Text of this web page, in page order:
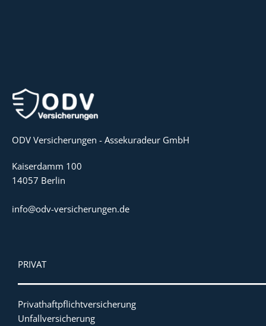
ODV Versicherungen - Assekuradeur GmbH
Kaiserdamm 100
14057 Berlin
info@odv-versicherungen.de
PRIVAT
Privathaftpflichtversicherung
Unfallversicherung